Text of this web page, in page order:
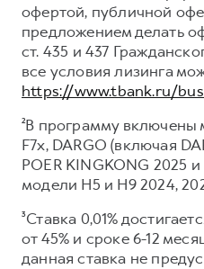
офертой, публичной
предложением делать
ст. 435 и 437
все условия лизинга
https://www.tbank.ru/
²В программу включены
F7x, DARGO (включая
POER KINGKONG 2025
модели H5 и H9 2024,
³Ставка 0,01%
от 45% и сроке 6-12
данная ставка не